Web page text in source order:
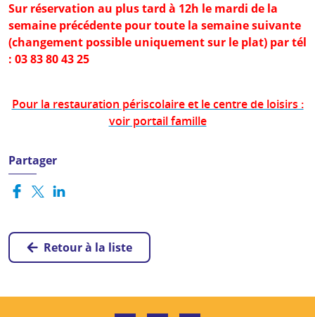
Sur réservation au plus tard à 12h le mardi de la
semaine précédente pour toute la semaine suivante
(changement possible uniquement sur le plat) par tél
: 03 83 80 43 25
Pour la restauration périscolaire et le centre de loisirs :
voir portail famille
Partager
Retour à la liste